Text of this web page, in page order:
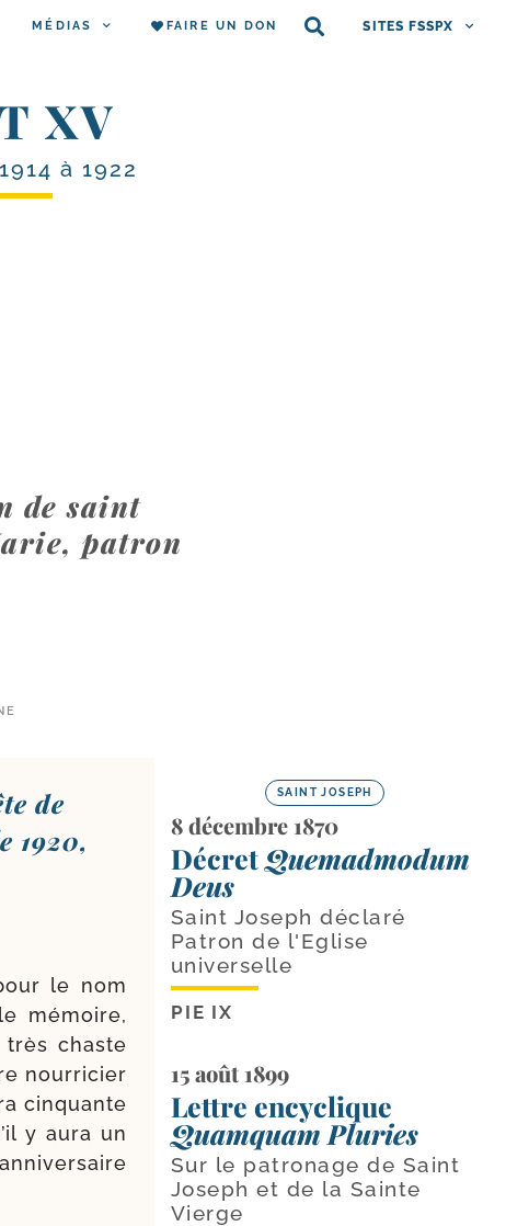
MÉDIAS FAIRE UN DON SITES FSSPX
XV
à 1922
de saint
patron
de
1920,
le nom
mémoire,
très chaste
nour­ri­cier
cin­quante
y aura un
SAINT JOSEPH
8 décembre 1870
DécretQuemadmodum
Deus
Saint Joseph déclaré
Patron de l'Eglise
universelle
PIE IX
15 août 1899
Lettre encyclique
Quamquam Pluries
Sur le patronage de Saint
Joseph et de la Sainte
Vierge